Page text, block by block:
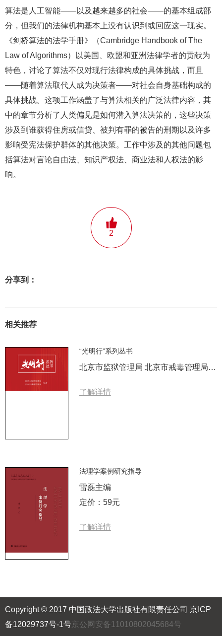
算法是人工智能——以及越来越多的社会——的基本组成部
分，但我们的法律机构基本上没有认识到或回应这一现实。
《剑桥算法的法学手册》（Cambridge Handbook of The
Law of Algorithms）以美国、欧盟和亚洲法律学者的贡献为
特色，讨论了算法不仅对现行法律构成的具体挑战，而且
——随着算法取代人成为决策者——对社会自身基础构成的
具体挑战。这项工作涵盖了与算法相关的广泛法律内容，其
中的章节分析了人类偏见是如何潜入算法决策的，这些决策
涉及到谁获得住房或信贷、被判有罪的被告的刑期以及许多
影响受宪法保护群体的其他决策。工作中涉及的其他问题包
括算法对言论自由法、知识产权法、商业法和人权法的影
响。
2
分享到：
相关推荐
“光明行”系列丛书
北京市监狱管理局 北京市戒毒管理局 编著
了解详情
法理学案例研究指导
雷磊主编
定价：59元
了解详情
Copyright © 2017 中国政法大学出版社有限责任公司 京ICP
备12029737号-1号京公网安备11010802045684号